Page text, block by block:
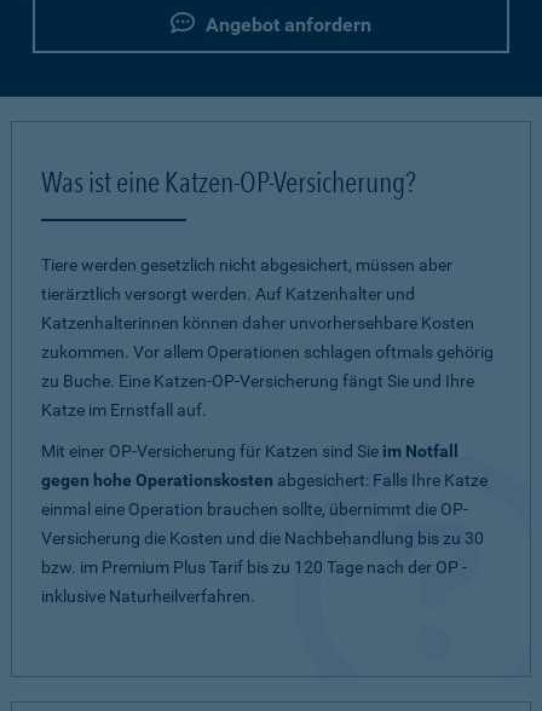
Angebot anfordern
Was ist eine Katzen-OP-Versicherung?
Tiere werden gesetzlich nicht abgesichert, müssen aber
tierärztlich versorgt werden. Auf Katzenhalter und
Katzenhalterinnen können daher unvorhersehbare Kosten
zukommen. Vor allem Operationen schlagen oftmals gehörig
zu Buche. Eine Katzen-OP-Versicherung fängt Sie und Ihre
Katze im Ernstfall auf.
Mit einer OP-Versicherung für Katzen sind Sie im Notfall
gegen hohe Operationskosten abgesichert: Falls Ihre Katze
einmal eine Operation brauchen sollte, übernimmt die OP-
Versicherung die Kosten und die Nachbehandlung bis zu 30
bzw. im Premium Plus Tarif bis zu 120 Tage nach der OP -
inklusive Naturheilverfahren.